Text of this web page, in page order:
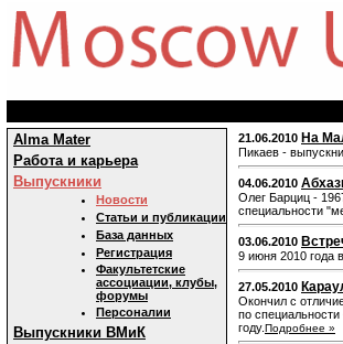
Alma Mater
Работа и карьера
Выпускники
Новости
Статьи и публикации
База данных
Регистрация
Факультетские
ассоциации, клубы,
форумы
Персоналии
Выпускники ВМиК
21.06.2010 На
Пикаев -
04.06.2010
Олег Барциц -
специальности
03.06.2010
9 июня 2010 года
27.05.2010
Окончил с
по
году.Подробнее »